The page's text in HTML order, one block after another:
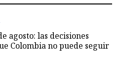
agosto: las decisiones
Colombia no puede seguir